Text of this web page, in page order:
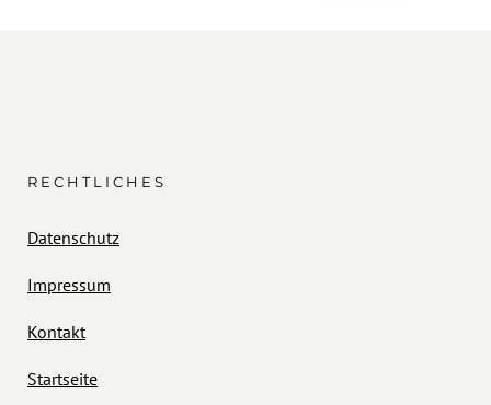
RECHTLICHES
Datenschutz
Impressum
Kontakt
Startseite